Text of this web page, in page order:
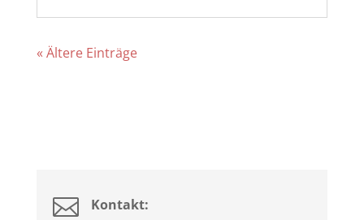
« Ältere Einträge
 Kontakt: